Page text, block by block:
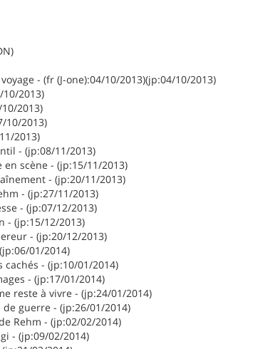
- (fr (J-one):04/10/2013)(jp:04/10/2013)
2013)
2013)
10/2013)
2013)
- (jp:08/11/2013)
scène - (jp:15/11/2013)
- (jp:20/11/2013)
- (jp:27/11/2013)
- (jp:07/12/2013)
- (jp:15/12/2013)
- (jp:20/12/2013)
01/2014)
- (jp:10/01/2014)
- (jp:17/01/2014)
reste à vivre - (jp:24/01/2014)
guerre - (jp:26/01/2014)
Rehm - (jp:02/02/2014)
- (jp:09/02/2014)